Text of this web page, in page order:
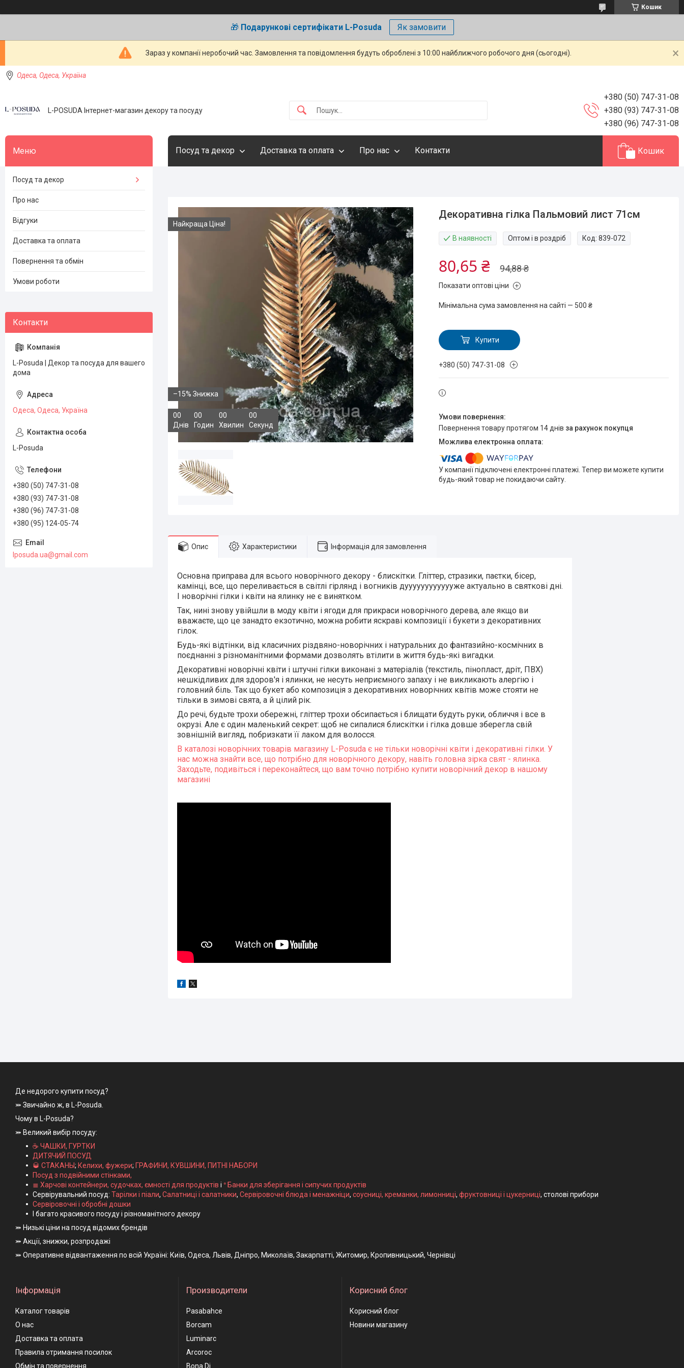
Кошик
🎁 Подарункові сертифікати L-Posuda Як замовити
Зараз у компанії неробочий час. Замовлення та повідомлення будуть оброблені з 10:00 найближчого робочого дня (сьогодні).
Одеса, Одеса, Україна
L-POSUDA Інтернет-магазин декору та посуду
+380 (50) 747-31-08
+380 (93) 747-31-08
+380 (96) 747-31-08
Посуд та декор Доставка та оплата Про нас Контакти Кошик
Найкраща Ціна!
–15%
00
Днів
00
Годин
00
Хвилин
00
Секунд
Декоративна гілка Пальмовий лист 71см
В наявності Оптом і в роздріб Код:839-072
94,88 ₴
80,65 ₴
Показати оптові ціни
Мінімальна сума замовлення на сайті — 500 ₴
Купити
+380 (50) 747-31-08
повернення товару протягом 14 днів за рахунок покупця
У компанії підключені електронні платежі. Тепер ви можете купити
будь-який товар не покидаючи сайту.
Опис Характеристики Інформація для замовлення
Основна приправа для всього новорічного декору - блискітки. Гліттер, стразики, паєтки, бісер,
камінці, все, що переливається в світлі гірлянд і вогників дууууууууууууже актуально в святкові дні.
І новорічні гілки і квіти на ялинку не є винятком.
Так, нині знову увійшли в моду квіти і ягоди для прикраси новорічного дерева, але якщо ви
вважаєте, що це занадто екзотично, можна робити яскраві композиції і букети з декоративних
гілок.
Будь-які відтінки, від класичних різдвяно-новорічних і натуральних до фантазийно-космічних в
поєднанні з різноманітними формами дозволять втілити в життя будь-які вигадки.
Декоративні новорічні квіти і штучні гілки виконані з матеріалів (текстиль, пінопласт, дріт, ПВХ)
нешкідливих для здоров'я і ялинки, не несуть неприємного запаху і не викликають алергію і
головний біль. Так що букет або композиція з декоративних новорічних квітів може стояти не
тільки в зимові свята, а й цілий рік.
До речі, будьте трохи обережні, гліттер трохи обсипається і блищати будуть руки, обличчя і все в
окрузі. Але є один маленький секрет: щоб не сипалися блискітки і гілка довше зберегла свій
зовнішній вигляд, побризкати її лаком для волосся.
В каталозі новорічних товарів магазину L-Posuda є не тільки новорічні квіти і декоративні гілки. У
нас можна знайти все, що потрібно для новорічного декору, навіть головна зірка свят - ялинка.
Заходьте, подивіться і переконайтеся, що вам точно потрібно купити новорічний декор в нашому
магазині
Посуд та декор
Про нас
Відгуки
Доставка та оплата
Повернення та обмін
Умови роботи
L-Posuda | Декор та посуда для вашего
дома
Одеса, Одеса, Україна
L-Posuda
+380 (50) 747-31-08
+380 (93) 747-31-08
+380 (96) 747-31-08
+380 (95) 124-05-74
lposuda.ua@gmail.com
Де недорого купити посуд?
⤗ Звичайно ж, в L-Posuda.
Чому в L-Posuda?
⤗ Великий вибір посуду:
☕ ЧАШКИ, ГУРТКИ
ДИТЯЧИЙ ПОСУД
🥃 СТАКАНЫ; Келихи, фужери; ГРАФИНИ, КУВШИНИ, ПИТНІ НАБОРИ
Посуд з подвійними стінками,
≣ Харчові контейнери, судочках, ємності для продуктів і ᐤ Банки для зберігання і сипучих продуктів
Сервірувальний посуд: Тарілки і піали, Салатниці і салатники, Сервіровочні блюда і менажніци, соусниці, креманки, лимонниці, фруктовниці і цукерниці, столові прибори
Сервіровочні і обробні дошки
І багато красивого посуду і різноманітного декору
⤗ Низькі ціни на посуд відомих брендів
⤗ Акції, знижки, розпродажі
⤗ Оперативне відвантаження по всій Україні: Київ, Одеса, Львів, Дніпро, Миколаїв, Закарпатті, Житомир, Кропивницький, Чернівці
Інформація
Каталог товарів
О нас
Доставка та оплата
Правила отримання посилок
Обмін та повернення
Производители
Pasabahce
Borcam
Luminarc
Arcoroc
Bona Di
Корисний блог
Корисний блог
Новини магазину